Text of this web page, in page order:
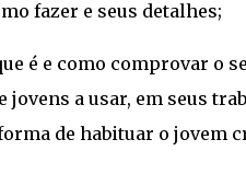
fazer e seus detalhes;
é e como comprovar o
a usar, em seus
de habituar o jovem